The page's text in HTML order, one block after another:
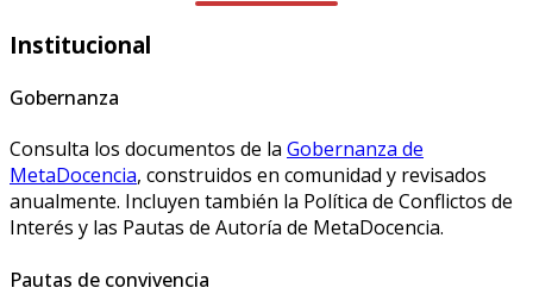
Institucional
Gobernanza
Consulta los documentos de la Gobernanza de
MetaDocencia, construidos en comunidad y revisados
anualmente. Incluyen también la Política de Conflictos de
Interés y las Pautas de Autoría de MetaDocencia.
Pautas de convivencia